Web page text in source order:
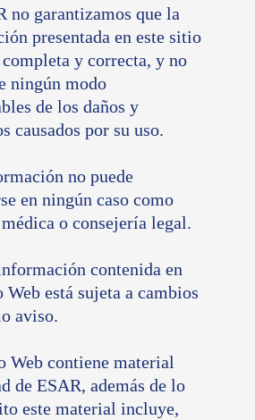
no garantizamos que la
presentada en este sitio
completa y correcta, y no
ningún modo
de los daños y
causados por su uso.
no puede
en ningún caso como
o consejería legal.
contenida en
Web está sujeta a cambios
aviso.
Web contiene material
de ESAR, además de lo
este material incluye,